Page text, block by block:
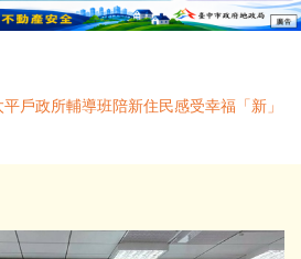
戶政所輔導班陪新住民感受幸福「新」